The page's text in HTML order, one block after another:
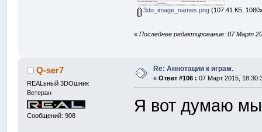
3do_image_names.png(107.41 КБ,
«Последнее редактирование: 07 Март
Q-ser7
REALьный 3DOшник
Ветеран
Сообщений: 908
Re: Аннотации к играм.
« Ответ #106 : 07 Март 2015,
Я вот думаю мы